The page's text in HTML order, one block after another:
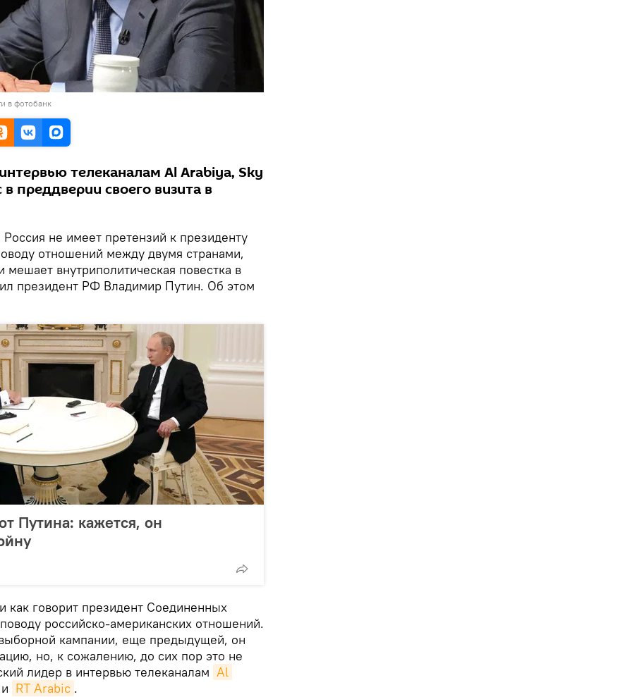
в фотобанк
телеканалам Al Arabiya, Sky
преддверии своего визита в
Россия не имеет претензий к президенту
отношений между двумя странами,
мешает внутриполитическая повестка в
президент РФ Владимир Путин. Об этом
Путина: кажется, он
как говорит президент Соединенных
российско-американских отношений.
кампании, еще предыдущей, он
но, к сожалению, до сих пор это не
лидер в интервью телеканалам Al
и RT Arabic .